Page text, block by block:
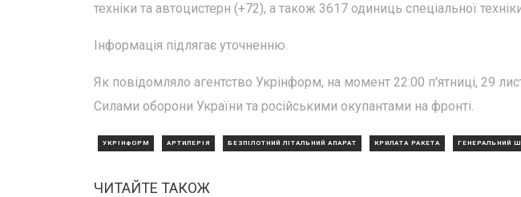
техніки та автоцистерн (+72), а також 3617 одиниць спеціальної
Інформація підлягає уточненню.
Як повідомляло агентство Укрінформ, на момент 22:00 п'ятниці, 29
Силами оборони України та російськими окупантами на фронті.
УКРІНФОРМ АРТИЛЕРІЯ БЕЗПІЛОТНИЙ ЛІТАЛЬНИЙ АПАРАТ КРИЛАТА РАКЕТА ГЕНЕРАЛЬНИЙ
ЧИТАЙТЕ ТАКОЖ